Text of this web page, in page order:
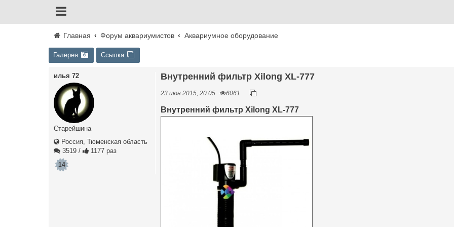
Главная Форум аквариумистов Аквариумное оборудование
Галерея Ссылка
илья 72
Старейшина
Россия, Тюменская область
3519 / 1177 раз
14
Внутренний фильтр Xilong XL-777
23 июн 2015, 20:05 6061
Внутренний фильтр Xilong XL-777